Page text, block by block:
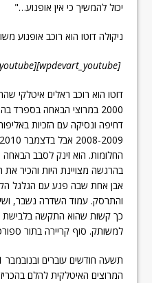
יכול להמשיך כי אין אופנוע…"
ניקולה דוטו הוא רוכב אופנוע
[wpdevart_youtube]MnR8hqv-tsY[/wpdevart_youtube]
דוטו הוא רוכב ראלים איטלקי
דחיפה ונסיקה עם הזכיות
החלומות. הוא זינק לסבב
בהרגשה מצויינת היות והכיר
והתרסק. עמוד השדרה נשבר,
כך קשות שהוא התקשה בלבישת
למשותק. סוף קריירה בתור ספורטאי על
המרוצים האיטלקית להלם